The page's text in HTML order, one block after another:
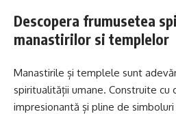
Descopera frumusetea
manastirilor si templelor
Manastirile și templele sunt
spiritualității umane. Construite cu
impresionantă și pline de